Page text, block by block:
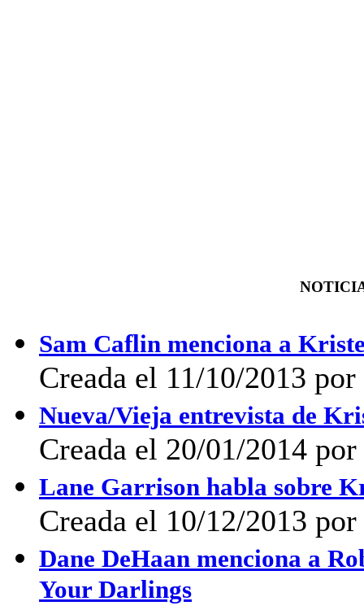
Sam Caflin menciona a
Creada el 11/10/2013
Nueva/Vieja entrevista de
Creada el 20/01/2014
Lane Garrison habla sobre
Creada el 10/12/2013
Dane DeHaan menciona a
Your Darlings